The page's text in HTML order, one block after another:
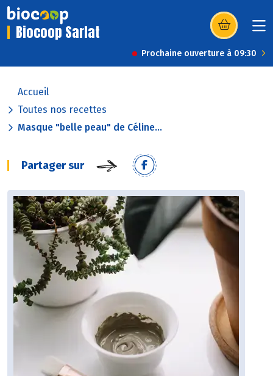
Biocoop Sarlat (s’ouvre dans
Prochaine ouverture à 09:30
Accueil
Toutes nos recettes
Masque "belle peau" de Céline...
Partager sur